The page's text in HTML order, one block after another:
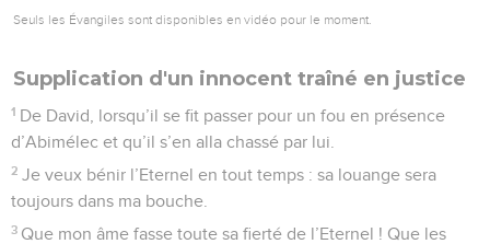
Seuls les Évangiles sont disponibles en vidéo pour le moment.
Supplication d'un innocent traîné en justice
1 De David, lorsqu’il se fit passer pour un fou en présence
d’Abimélec et qu’il s’en alla chassé par lui.
2 Je veux bénir l’Eternel en tout temps : sa louange sera
toujours dans ma bouche.
3 Que mon âme fasse toute sa fierté de l’Eternel ! Que les